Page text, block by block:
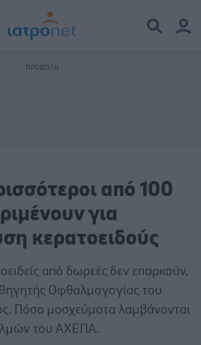
από 100
για
κερατοειδούς
από δωρεές δεν επαρκούν,
Οφθαλμογογίας του
Πόσα μοσχεύματα λαμβάνονται
του ΑΧΕΠΑ.